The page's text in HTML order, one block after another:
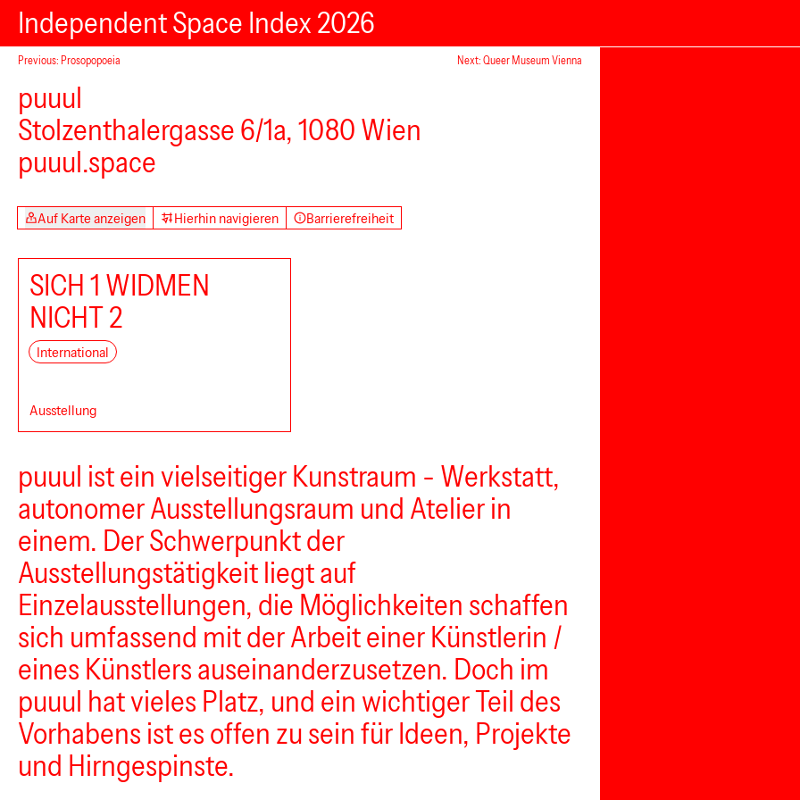
Independent Space Index 2026
Previous: Prosopopoeia Next: Queer Museum Vienna
puuul
Stolzenthalergasse 6/1a, 1080 Wien
puuul.space
Auf Karte anzeigen Hierhin navigieren Barrierefreiheit
SICH 1 WIDMEN
NICHT 2
International
Ausstellung
puuul ist ein vielseitiger Kunstraum - Werkstatt,
autonomer Ausstellungsraum und Atelier in
einem. Der Schwerpunkt der
Ausstellungstätigkeit liegt auf
Einzelausstellungen, die Möglichkeiten schaffen
sich umfassend mit der Arbeit einer Künstlerin /
eines Künstlers auseinanderzusetzen. Doch im
puuul hat vieles Platz, und ein wichtiger Teil des
Vorhabens ist es offen zu sein für Ideen, Projekte
und Hirngespinste.